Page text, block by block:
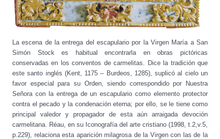
La escena de la entrega del escapulario por la Virgen María a San
Simón Stock es habitual encontrarla en obras pictóricas
conservadas en los conventos de carmelitas. Dice la tradición que
este santo inglés (Kent, 1175 – Burdeos, 1285), suplicó al cielo un
favor especial para su Orden, siendo correspondido por Nuestra
Señora con la entrega de un escapulario como elemento protector
contra el pecado y la condenación eterna; por ello, se le tiene como
principal valedor y propagador de esta aún arraigada devoción
carmelitana. Réau, en su Iconografía del arte cristiano (1998, t.2,v.5,
p.229), relaciona esta aparición milagrosa de la Virgen con las de la